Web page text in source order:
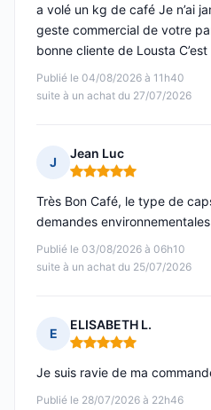
Publié le 04/08/2026 à 11h40
suite à un achat du 27/07/2026
a volé un kg de café Je n’ai
geste commercial de votre
bonne cliente de Lousta
J
Jean Luc
Note : 5 sur 5
Publié le 03/08/2026 à 06h10
suite à un achat du 25/07/2026
Très Bon Café, le type de
demandes
E
ELISABETH L.
Note : 5 sur 5
Publié le 28/07/2026 à 22h46
Je suis ravie de ma